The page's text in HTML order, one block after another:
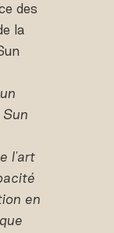
des
la
l'art
en